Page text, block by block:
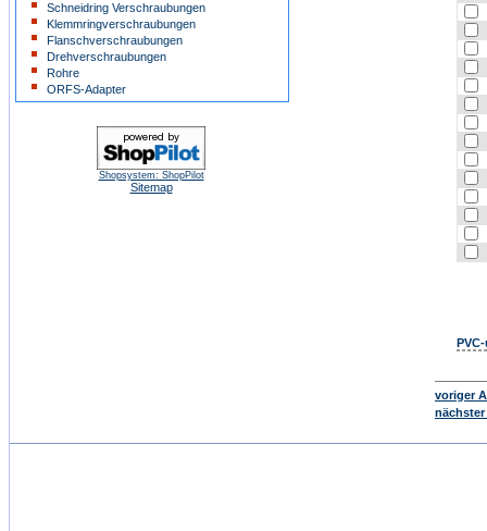
Schneidring Verschraubungen
Klemmringverschraubungen
Flanschverschraubungen
Drehverschraubungen
Rohre
ORFS-Adapter
Shopsystem: ShopPilot
Sitemap
voriger